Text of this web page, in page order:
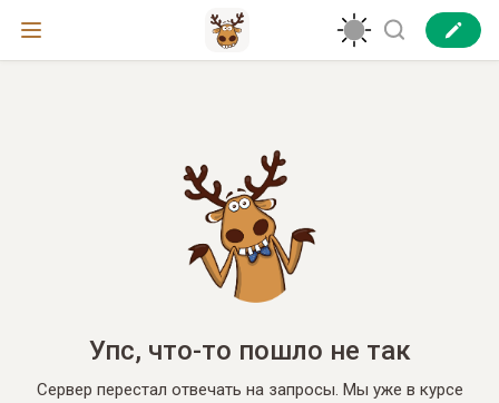
Упс, что-то пошло не так
Сервер перестал отвечать на запросы. Мы уже в курсе